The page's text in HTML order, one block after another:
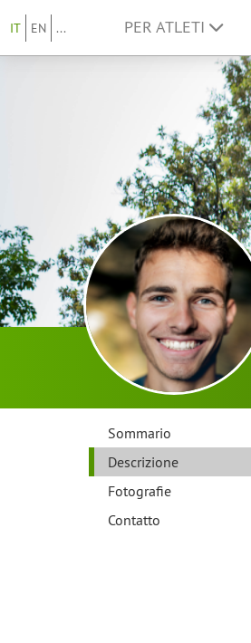
IT EN ... PER ATLETI
Sommario
Descrizione
Fotografie
Contatto